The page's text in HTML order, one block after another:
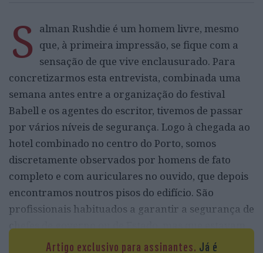
S alman Rushdie é um homem livre, mesmo
que, à primeira impressão, se fique com a
sensação de que vive enclausurado. Para
concretizarmos esta entrevista, combinada uma
semana antes entre a organização do festival
Babell e os agentes do escritor, tivemos de passar
por vários níveis de segurança. Logo à chegada ao
hotel combinado no centro do Porto, somos
discretamente observados por homens de fato
completo e com auriculares no ouvido, que depois
encontramos noutros pisos do edifício. São
profissionais habituados a garantir a segurança de
chefes de governo ou de Estado, mas que estavam
ali para proteger um homem que apenas usa da
Artigo exclusivo para assinantes. Já é